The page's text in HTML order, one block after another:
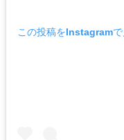
この投稿をInstagramで